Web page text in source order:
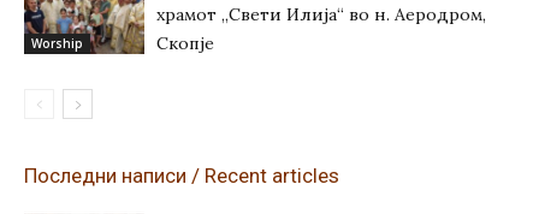
Worship
храмот „Свети Илија“ во н. Аеродром,
Скопје
Последни написи / Recent articles